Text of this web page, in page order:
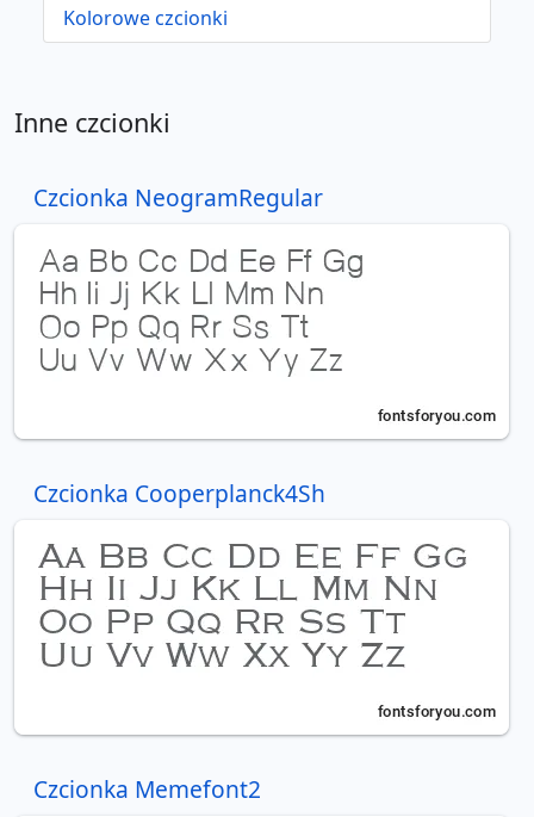
Kolorowe czcionki
Inne czcionki
Czcionka NeogramRegular
Czcionka Cooperplanck4Sh
Czcionka Memefont2